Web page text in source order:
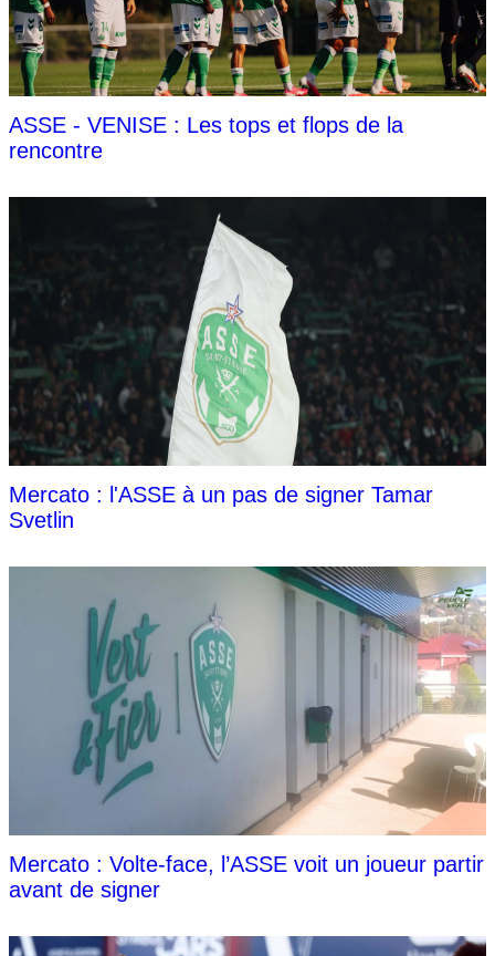
ASSE - VENISE : Les tops et flops de la
rencontre
Mercato : l'ASSE à un pas de signer Tamar
Svetlin
Mercato : Volte-face, l’ASSE voit un joueur partir
avant de signer